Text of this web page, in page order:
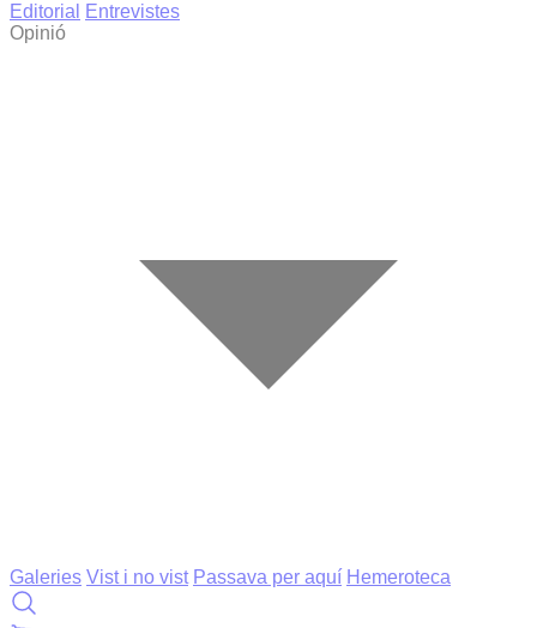
Editorial
Entrevistes
Opinió
Galeries Vist i no vist Passava per aquí Hemeroteca